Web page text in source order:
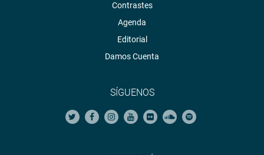
Contrastes
Agenda
Editorial
Damos Cuenta
SÍGUENOS